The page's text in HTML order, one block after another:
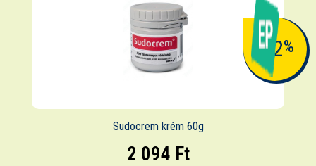
-12%
Sudocrem krém 60g
2 094 Ft